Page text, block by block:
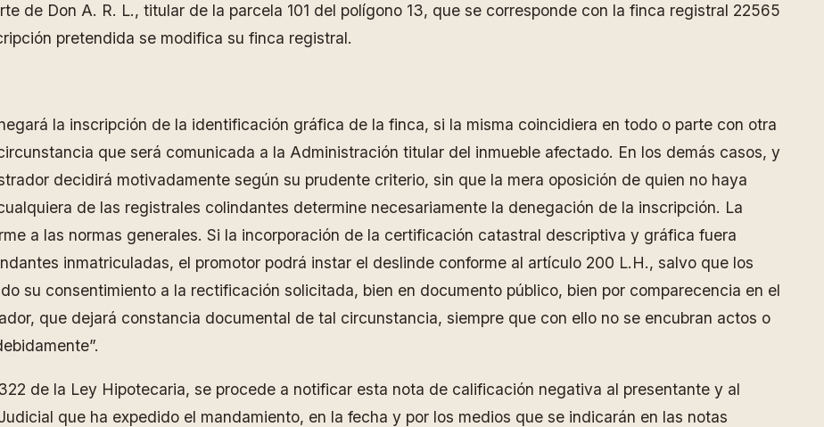
de Don A. R. L., titular de la parcela 101 del polígono 13, que se corresponde con la finca registral 22565
pretendida se modifica su finca registral.
la inscripción de la identificación gráfica de la finca, si la misma coincidiera en todo o parte con otra
que será comunicada a la Administración titular del inmueble afectado. En los demás casos, y
decidirá motivadamente según su prudente criterio, sin que la mera oposición de quien no haya
de las registrales colindantes determine necesariamente la denegación de la inscripción. La
a las normas generales. Si la incorporación de la certificación catastral descriptiva y gráfica fuera
inmatriculadas, el promotor podrá instar el deslinde conforme al artículo 200 L.H., salvo que los
su consentimiento a la rectificación solicitada, bien en documento público, bien por comparecencia en el
que dejará constancia documental de tal circunstancia, siempre que con ello no se encubran actos o
de la Ley Hipotecaria, se procede a notificar esta nota de calificación negativa al presentante y al
que ha expedido el mandamiento, en la fecha y por los medios que se indicarán en las notas